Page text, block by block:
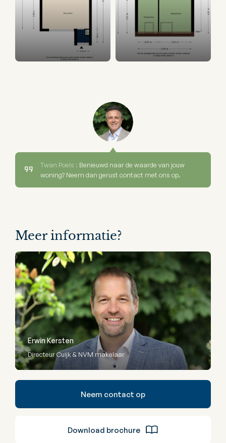
Twan Poels : Benieuwd naar de waarde van jouw
woning? Neem dan gerust contact met ons op.
Meer informatie?
Erwin Kersten
Directeur Cuijk & NVM makelaar
Neem contact op
Download brochure